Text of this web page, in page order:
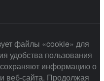
файлы «cookie» для
удобства пользования
информацию о
веб-сайта. Продолжая